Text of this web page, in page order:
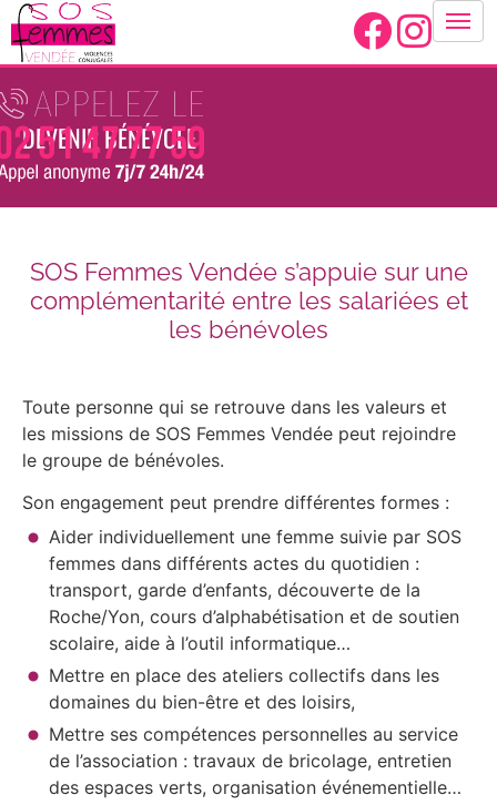
DEVENIR BÉNÉVOLE
SOS Femmes Vendée s’appuie sur une
complémentarité entre les salariées et
les bénévoles
Toute personne qui se retrouve dans les valeurs et
les missions de SOS Femmes Vendée peut rejoindre
le groupe de bénévoles.
Son engagement peut prendre différentes formes :
Aider individuellement une femme suivie par SOS
femmes dans différents actes du quotidien :
transport, garde d’enfants, découverte de la
Roche/Yon, cours d’alphabétisation et de soutien
scolaire, aide à l’outil informatique…
Mettre en place des ateliers collectifs dans les
domaines du bien-être et des loisirs,
Mettre ses compétences personnelles au service
de l’association : travaux de bricolage, entretien
des espaces verts, organisation événementielle…
Panneau de gestion des cookies